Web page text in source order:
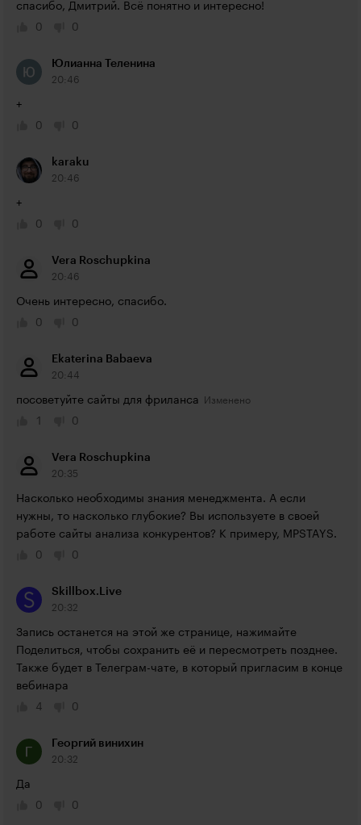
спасибо, Дмитрий. Всё понятно и интересно!
0
0
Юлианна Теленина
20:46
+
0
0
karaku
20:46
+
0
0
Vera Roschupkina
20:46
Очень интересно, спасибо.
0
0
Ekaterina Babaeva
20:44
посоветуйте сайты для фриланса
1
0
Vera Roschupkina
20:35
Насколько необходимы знания менеджмента. А если
нужны, то насколько глубокие? Вы используете в своей
работе сайты анализа конкурентов? К примеру, MPSTAYS.
0
0
Skillbox.Live
20:32
Запись останется на этой же странице, нажимайте
Поделиться, чтобы сохранить её и пересмотреть позднее.
Также будет в Телеграм-чате, в который пригласим в конце
вебинара
4
0
Георгий винихин
20:32
Да
0
0